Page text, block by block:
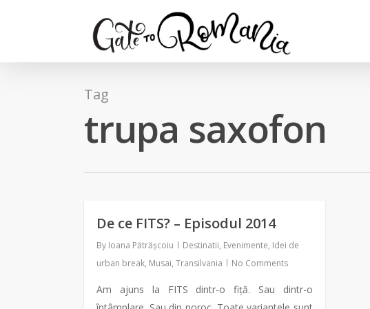
Tag
trupa saxofon
De ce FITS? – Episodul 2014
By Ioana Pătrășcoiu Destinatii, Evenimente, Idei de
urban break, Musai, Transilvania No Comments
Am ajuns la FITS dintr-o fiță. Sau dintr-o